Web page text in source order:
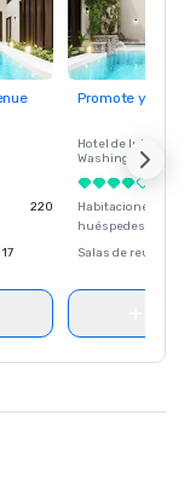
220
17
Promote your
Hotel de lujo en
Washington
Habitaciones para
huéspedes
Salas de reunión